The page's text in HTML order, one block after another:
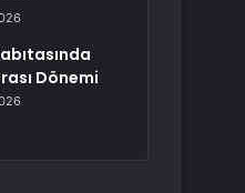
Dönemi